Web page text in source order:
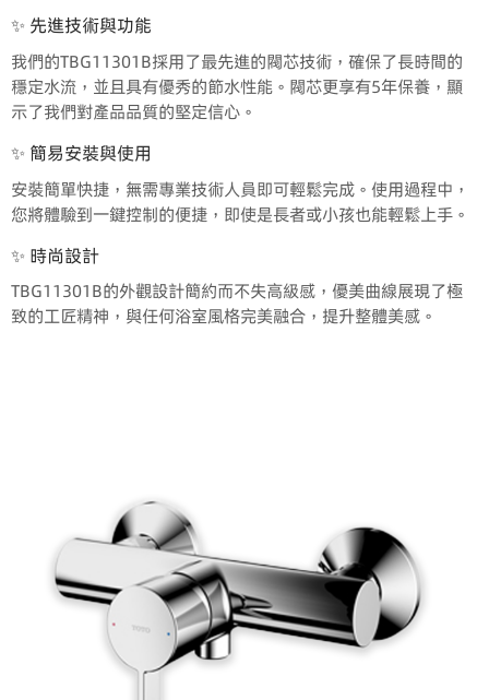
✨ 先進技術與功能
我們的TBG11301B採用了最先進的閥芯技術，確保了長時間的
穩定水流，並且具有優秀的節水性能。閥芯更享有5年保養，顯
示了我們對產品品質的堅定信心。
✨ 簡易安裝與使用
安裝簡單快捷，無需專業技術人員即可輕鬆完成。使用過程中，
您將體驗到一鍵控制的便捷，即使是長者或小孩也能輕鬆上手。
✨ 時尚設計
TBG11301B的外觀設計簡約而不失高級感，優美曲線展現了極
致的工匠精神，與任何浴室風格完美融合，提升整體美感。